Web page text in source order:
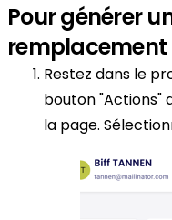
Pour générer
remplacement
Restez dans le
bouton "Actions"
la page.